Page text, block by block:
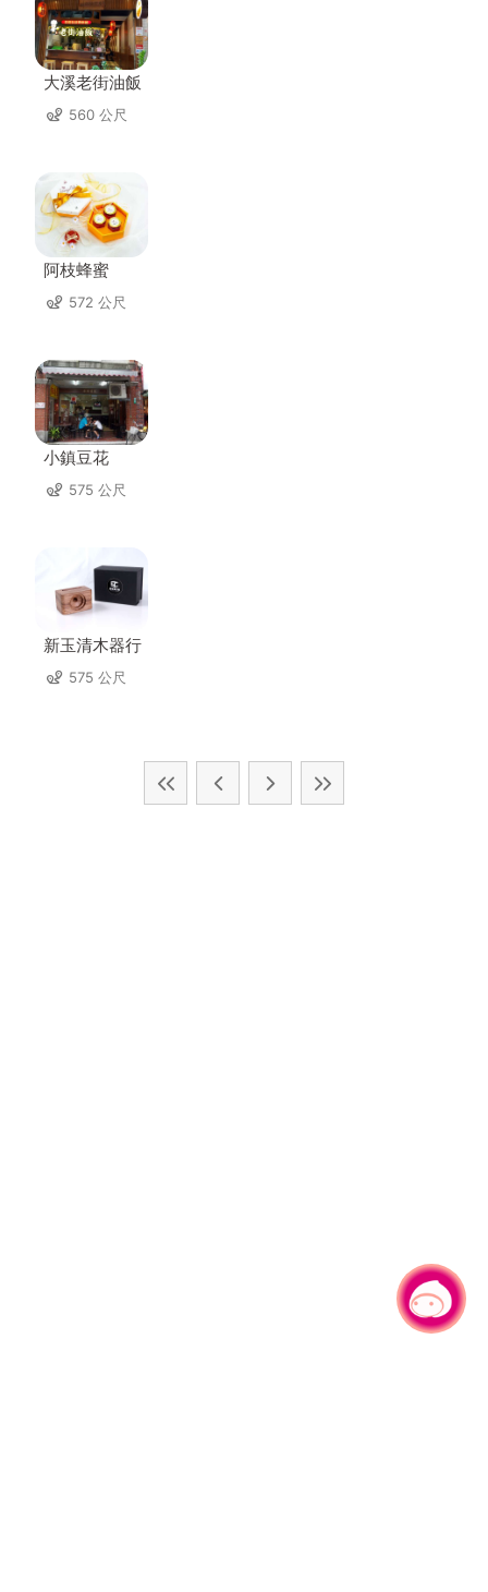
大溪老街油飯
560 公尺
阿枝蜂蜜
572 公尺
小鎮豆花
575 公尺
新玉清木器行
575 公尺